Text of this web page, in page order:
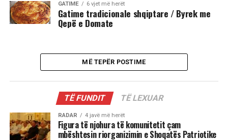
GATIME 6 vjet më herët
Gatime tradicionale shqiptare / Byrek me
Qepë e Domate
MË TEPËR POSTIME
TË FUNDIT TË LEXUAR
RADAR 4 javë më herët
Figura të njohura të komunitetit çam
mbështesin riorganizimin e Shoqatës Patriotike